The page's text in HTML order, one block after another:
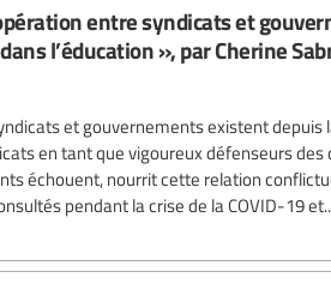
entre syndicats et
l’éducation », par Cherine
et gouvernements existent depuis
en tant que vigoureux défenseurs des
échouent, nourrit cette relation
pendant la crise de la COVID-19